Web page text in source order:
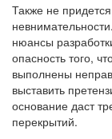
Также не
нюансы
опасность того,
выполнены
выставить
основание даст
перекрытий.